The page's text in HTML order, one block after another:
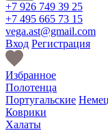
+7 926 749 39 25
+7 495 665 73 15
vega.ast@gmail.com
Вход Регистрация
Избранное
Полотенца
Португальские
Коврики
Халаты